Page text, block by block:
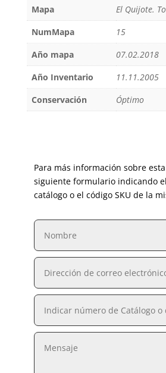
Mapa
El Quijote.
NumMapa
15
Año mapa
07.02.2018
Año Inventario
11.11.2005
Conservación
Óptimo
Para más información sobre
siguiente formulario indicando
catálogo o el código SKU de la